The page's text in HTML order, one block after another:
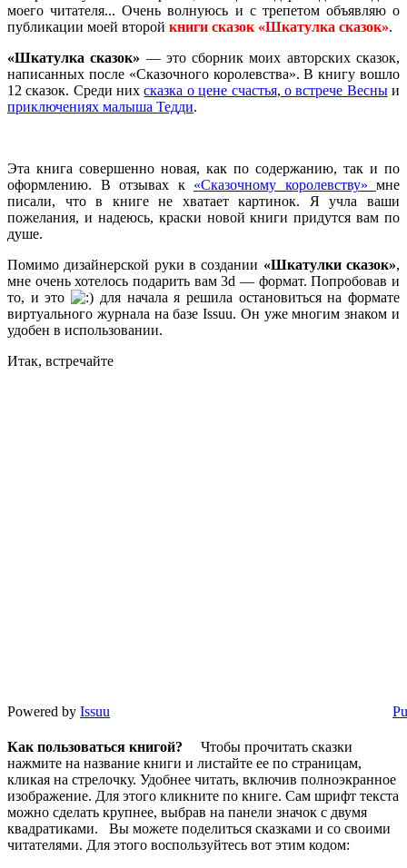
моего читателя... Очень волнуюсь и с трепетом объявляю о
публикации моей второй книги сказок «Шкатулка сказок».
«Шкатулка сказок» — это сборник моих авторских сказок,
написанных после «Сказочного королевства». В книгу вошло
12 сказок. Среди нихсказка о цене счастья, о встрече Весныи
приключениях малыша Тедди.
Эта книга совершенно новая, как по содержанию, так и по
оформлению. В отзывах к «Сказочному королевству» мне
писали, что в книге не хватает картинок. Я учла ваши
пожелания, и надеюсь, краски новой книги придутся вам по
душе.
Помимо дизайнерской руки в создании «Шкатулки сказок»,
мне очень хотелось подарить вам 3d — формат. Попробовав и
то, и это
для начала я решила остановиться на формате
виртуального журнала на базе Issuu. Он уже многим знаком и
удобен в использовании.
Итак, встречайте
Powered by Issuu
Как пользоваться книгой? Чтобы прочитать сказки
нажмите на название книги и листайте ее по страницам,
кликая на стрелочку. Удобнее читать, включив полноэкранное
изображение. Для этого кликните по книге. Сам шрифт текста
можно сделать крупнее, выбрав на панели значок с двумя
квадратиками. Вы можете поделиться сказками и со своими
читателями. Для этого воспользуйтесь вот этим кодом: